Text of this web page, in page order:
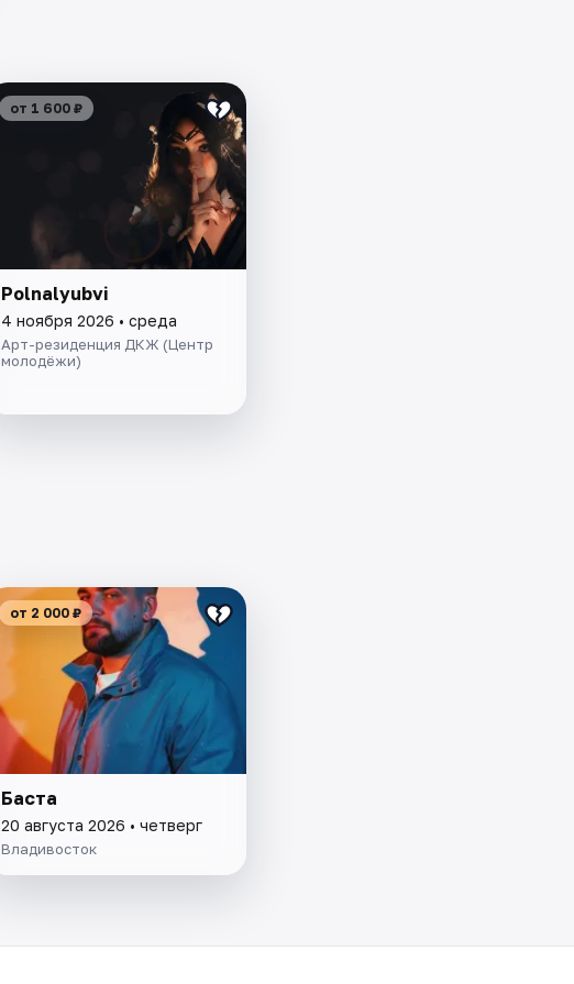
от 1 600 ₽
Polnalyubvi
4 ноября 2026 • среда
Арт-резиденция ДКЖ (Центр
молодёжи)
от 2 000 ₽
Баста
20 августа 2026 • четверг
Владивосток